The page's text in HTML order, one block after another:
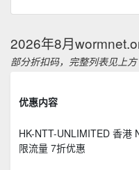
2026年8月
部分折扣码，完整列表见上方
优惠内容
HK-NTT-UNLIMITED 香港
限流量 7折优惠